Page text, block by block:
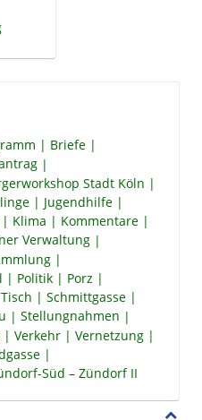
Briefe
Stadt Köln
Jugendhilfe
Klima
Kommentare
Verwaltung
Politik
Porz
Schmittgasse
Stellungnahmen
Verkehr
Vernetzung
Süd – Zündorf II